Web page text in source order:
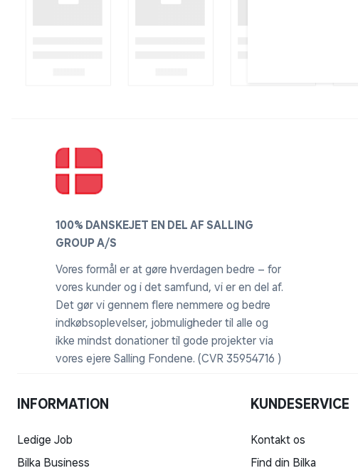
100% DANSKEJET EN DEL AF SALLING
GROUP A/S
Vores formål er at gøre hverdagen bedre – for
vores kunder og i det samfund, vi er en del af.
Det gør vi gennem flere nemmere og bedre
indkøbsoplevelser, jobmuligheder til alle og
ikke mindst donationer til gode projekter via
vores ejere Salling Fondene. (CVR 35954716 )
INFORMATION
Ledige Job
Bilka Business
KUNDESERVICE
Kontakt os
Find din Bilka